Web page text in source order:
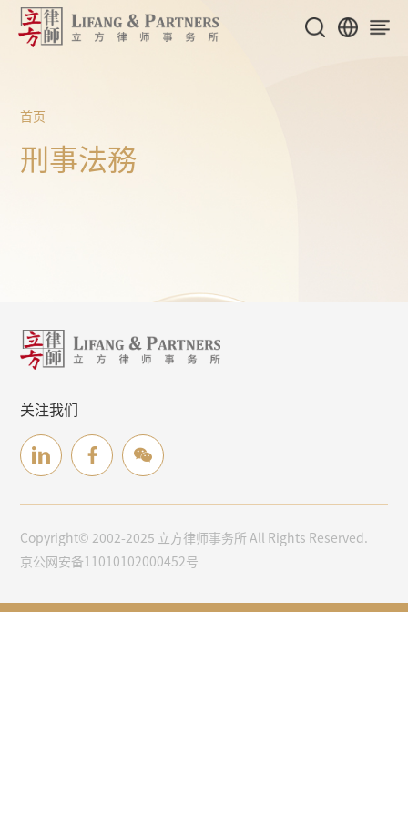
首页
刑事法務
关注我们
Copyright© 2002-2025 立方律师事务所 All Rights Reserved.
京公网安备11010102000452号